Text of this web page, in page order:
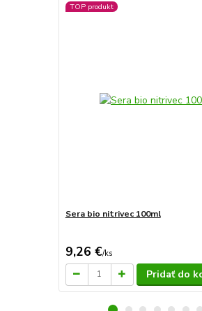
TOP produkt
Sera bio nitrivec 100ml
9,26 €/ks
Pridať do